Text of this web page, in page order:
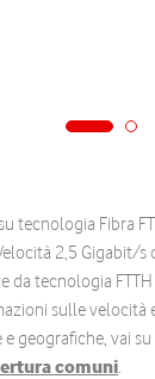
tecnologia Fibra
2,5 Gigabit/
da tecnologia FTTH
sulle velocità
geografiche, vai su
comuni.